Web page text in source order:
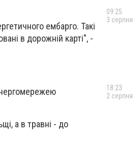
ембарго. Такі
в дорожній карті", -
а в травні - до
09:25
3 серпня
18:23
2 серпня